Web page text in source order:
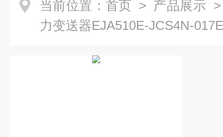
当前位置： 首页 > 产品展示
力变送器EJA510E-JCS4N-